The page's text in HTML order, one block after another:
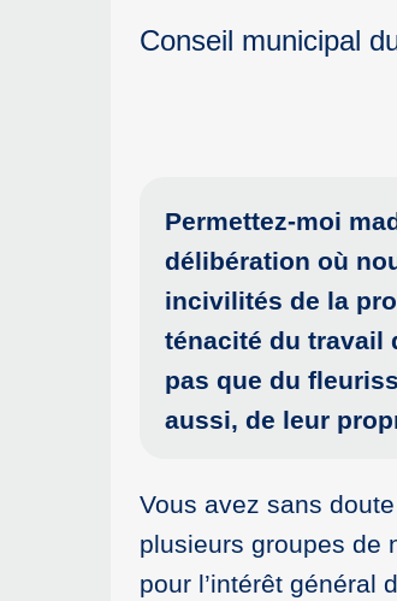
Conseil municipal
Permettez-moi
délibération où
incivilités de la
ténacité du travail
pas que du
aussi, de leur
Vous avez sans
plusieurs groupes de
pour l’intérêt général